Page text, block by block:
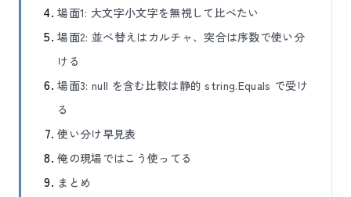
場面1: 大文字小文字を無視して比べたい
場面2: 並べ替えはカルチャ、突合は序数で使い分
ける
場面3: null を含む比較は静的 string.Equals で受け
る
使い分け早見表
俺の現場ではこう使ってる
まとめ